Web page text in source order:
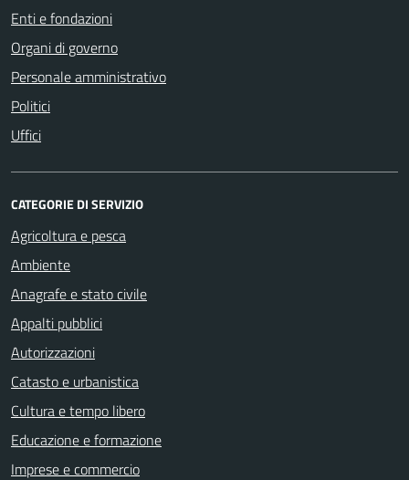
Enti e fondazioni
Organi di governo
Personale amministrativo
Politici
Uffici
CATEGORIE DI SERVIZIO
Agricoltura e pesca
Ambiente
Anagrafe e stato civile
Appalti pubblici
Autorizzazioni
Catasto e urbanistica
Cultura e tempo libero
Educazione e formazione
Imprese e commercio